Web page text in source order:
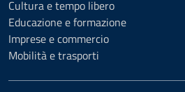
Cultura e tempo libero
Educazione e formazione
Imprese e commercio
Mobilità e trasporti